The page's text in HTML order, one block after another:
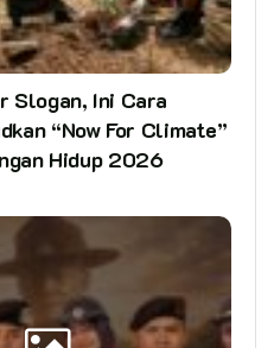
Slogan, Ini Cara
“Now For Climate”
Hidup 2026